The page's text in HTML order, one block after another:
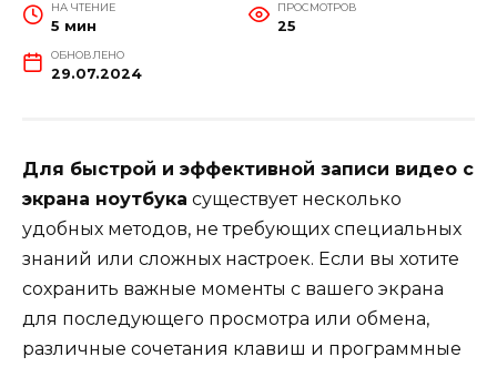
НА ЧТЕНИЕ
5 мин
ПРОСМОТРОВ
25
ОБНОВЛЕНО
29.07.2024
Для быстрой и эффективной записи видео с
экрана ноутбука существует несколько
удобных методов, не требующих специальных
знаний или сложных настроек. Если вы хотите
сохранить важные моменты с вашего экрана
для последующего просмотра или обмена,
различные сочетания клавиш и программные